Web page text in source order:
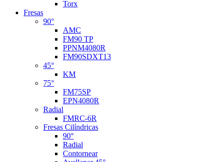
Torx
Fresas
90°
AMC
FM90 TP
PPNM4080R
FM90SDXT13
45°
KM
75°
FM75SP
EPN4080R
Radial
FMRC-6R
Fresas Cilíndricas
90°
Radial
Contornear